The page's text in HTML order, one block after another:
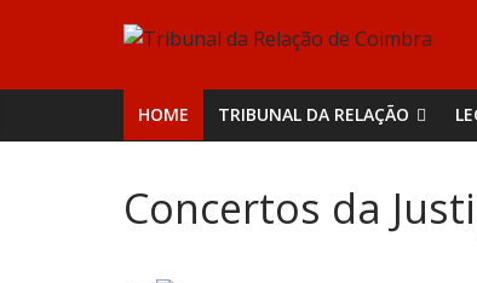
Tribunal
da
Relação
HOME TRIBUNAL DA RELAÇÃO
Concertos da